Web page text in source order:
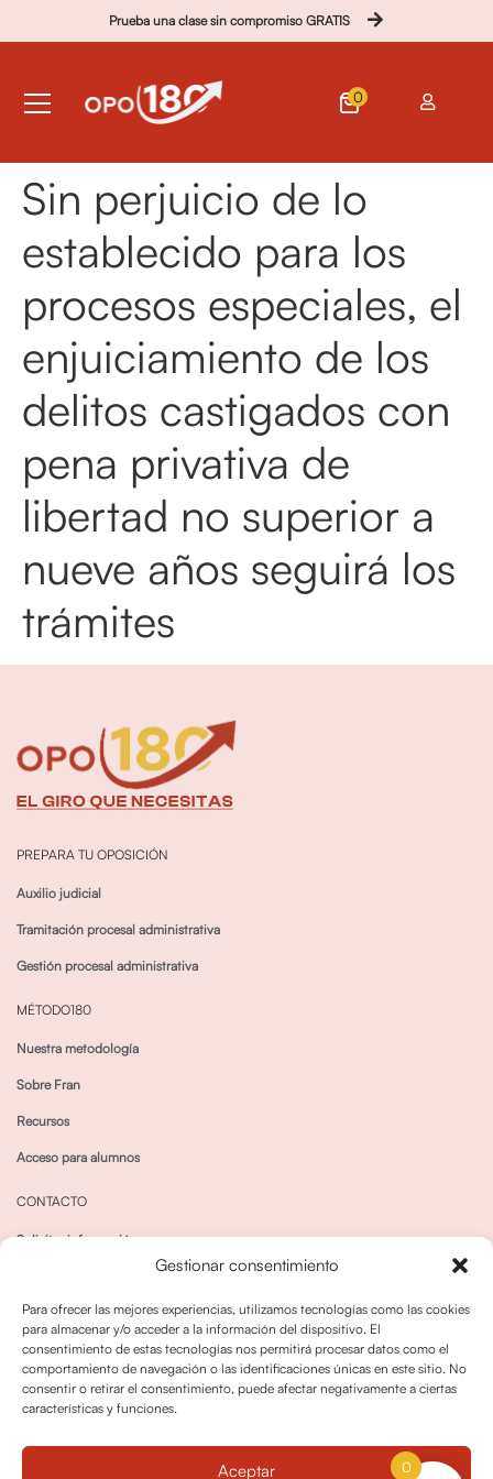
Gestionar consentimiento
Para ofrecer las mejores experiencias, utilizamos tecnologías como las cookies
para almacenar y/o acceder a la información del dispositivo. El
consentimiento de estas tecnologías nos permitirá procesar datos como el
comportamiento de navegación o las identificaciones únicas en este sitio. No
consentir o retirar el consentimiento, puede afectar negativamente a ciertas
características y funciones.
Aceptar
Prueba una clase sin compromiso GRATIS
0
Sin perjuicio de lo
establecido para los
procesos especiales, el
enjuiciamiento de los
delitos castigados con
pena privativa de
libertad no superior a
nueve años seguirá los
trámites
PREPARA TU OPOSICIÓN
Auxilio judicial
Tramitación procesal administrativa
Gestión procesal administrativa
MÉTODO180
Nuestra metodología
Sobre Fran
Recursos
Acceso para alumnos
CONTACTO
Solicitar información
Política de cookies
0